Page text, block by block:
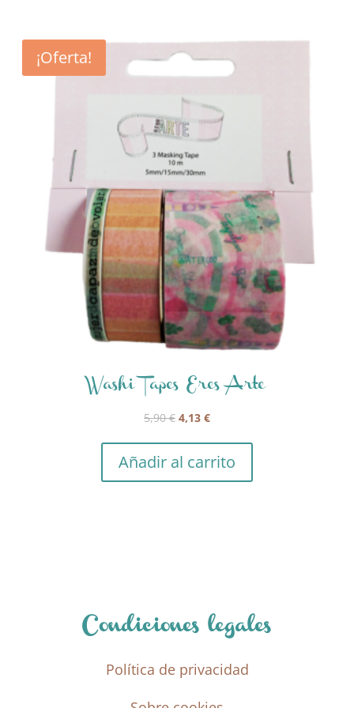
¡Oferta!
Washi Tapes Eres Arte
5,90€ El
original
era:
4,13 €El
actual
es:
Añadir al carrito
Condiciones legales
Política de privacidad